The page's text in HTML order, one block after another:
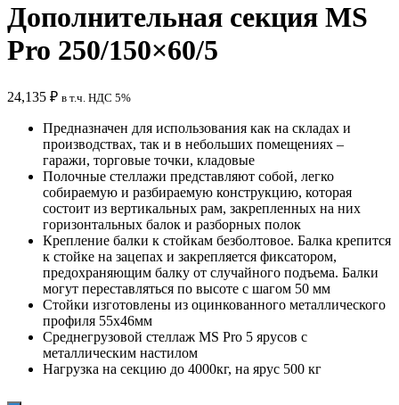
Дополнительная секция MS
Pro 250/150×60/5
24,135 ₽ в т.ч. НДС 5%
Предназначен для использования как на складах и
производствах, так и в небольших помещениях –
гаражи, торговые точки, кладовые
Полочные стеллажи представляют собой, легко
собираемую и разбираемую конструкцию, которая
состоит из вертикальных рам, закрепленных на них
горизонтальных балок и разборных полок
Крепление балки к стойкам безболтовое. Балка крепится
к стойке на зацепах и закрепляется фиксатором,
предохраняющим балку от случайного подъема. Балки
могут переставляться по высоте с шагом 50 мм
Стойки изготовлены из оцинкованного металлического
профиля 55х46мм
Среднегрузовой стеллаж MS Pro 5 ярусов с
металлическим настилом
Нагрузка на секцию до 4000кг, на ярус 500 кг